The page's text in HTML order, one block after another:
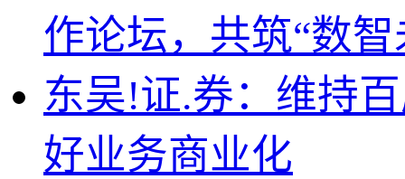
作论坛，共筑“数
东吴!证.券：维持
好业务商业化